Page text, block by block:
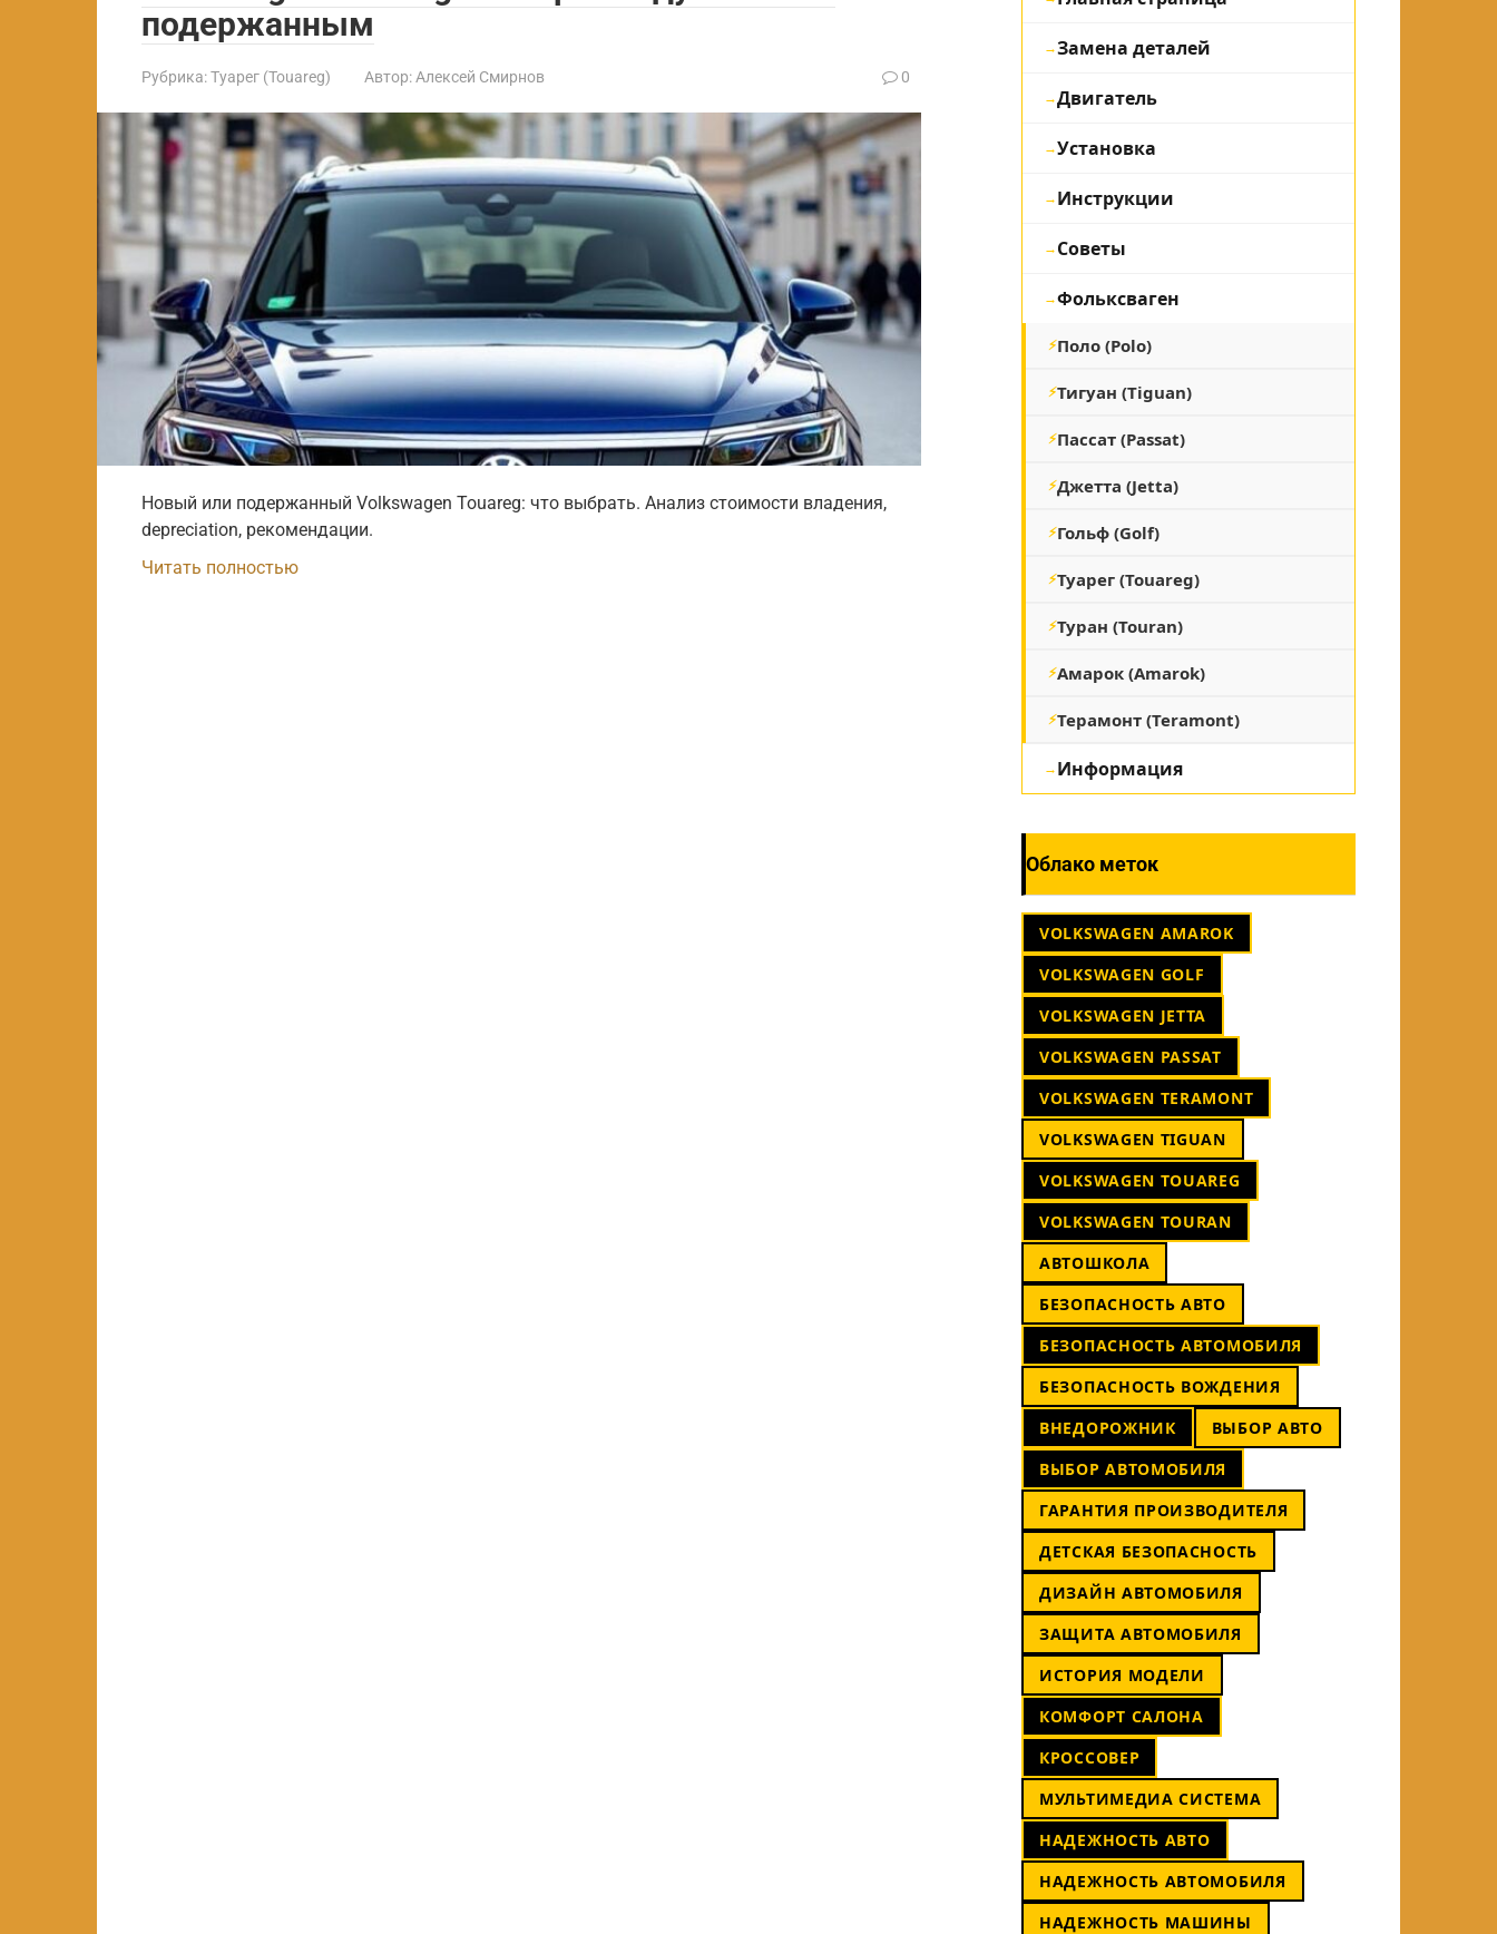
подержанным
Рубрика:Туарег (Touareg) Автор: Алексей Смирнов 0
Новый или подержанный Volkswagen Touareg: что выбрать. Анализ стоимости владения,
depreciation, рекомендации.
Читать полностью
Замена деталей
Двигатель
Установка
Инструкции
Советы
Фольксваген
Поло (Polo)
Тигуан (Tiguan)
Пассат (Passat)
Джетта (Jetta)
Гольф (Golf)
Туарег (Touareg)
Туран (Touran)
Амарок (Amarok)
Терамонт (Teramont)
Информация
Облако меток
VOLKSWAGEN AMAROK
VOLKSWAGEN GOLF
VOLKSWAGEN JETTA
VOLKSWAGEN PASSAT
VOLKSWAGEN TERAMONT
VOLKSWAGEN TIGUAN
VOLKSWAGEN TOUAREG
VOLKSWAGEN TOURAN
АВТОШКОЛА
БЕЗОПАСНОСТЬ АВТО
БЕЗОПАСНОСТЬ АВТОМОБИЛЯ
БЕЗОПАСНОСТЬ ВОЖДЕНИЯ
ВНЕДОРОЖНИК
ВЫБОР АВТО
ВЫБОР АВТОМОБИЛЯ
ГАРАНТИЯ ПРОИЗВОДИТЕЛЯ
ДЕТСКАЯ БЕЗОПАСНОСТЬ
ДИЗАЙН АВТОМОБИЛЯ
ЗАЩИТА АВТОМОБИЛЯ
ИСТОРИЯ МОДЕЛИ
КОМФОРТ САЛОНА
КРОССОВЕР
МУЛЬТИМЕДИА СИСТЕМА
НАДЕЖНОСТЬ АВТО
НАДЕЖНОСТЬ АВТОМОБИЛЯ
НАДЕЖНОСТЬ МАШИНЫ